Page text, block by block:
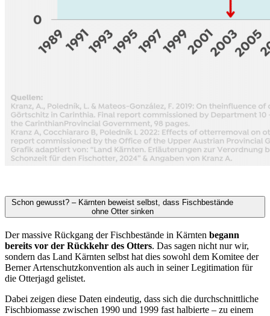
Schon gewusst? – Kärnten beweist selbst, dass Fischbestände
ohne Otter sinken
Der massive Rückgang der Fischbestände in Kärnten begann
bereits vor der Rückkehr des Otters. Das sagen nicht nur wir,
sondern das Land Kärnten selbst hat dies sowohl dem Komitee der
Berner Artenschutzkonvention als auch in seiner Legitimation für
die Otterjagd gelistet.
Dabei zeigen diese Daten eindeutig, dass sich die durchschnittliche
Fischbiomasse zwischen 1990 und 1999 fast halbierte – zu einem